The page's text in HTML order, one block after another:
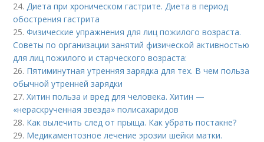
24.Диета при хроническом гастрите. Диета в период
обострения гастрита
25.Физические упражнения для лиц пожилого возраста.
Советы по организации занятий физической активностью
для лиц пожилого и старческого возраста:
26. Пятиминутная утренняя зарядка для тех. В чем польза
обычной утренней зарядки
27.Хитин польза и вред для человека. Хитин —
«нераскрученная звезда» полисахаридов
28. Как вылечить след от прыща. Как убрать постакне?
29. Медикаментозное лечение эрозии шейки матки.